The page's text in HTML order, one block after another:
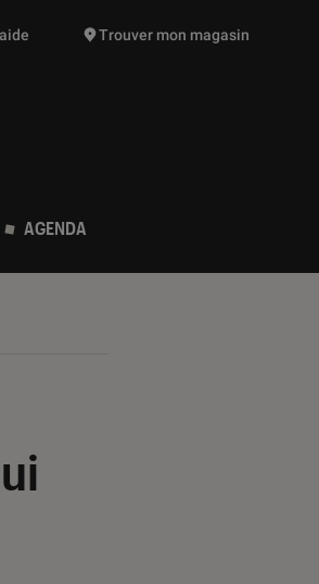
produits vont vous être proposées
Trouver mon magasin
AGENDA